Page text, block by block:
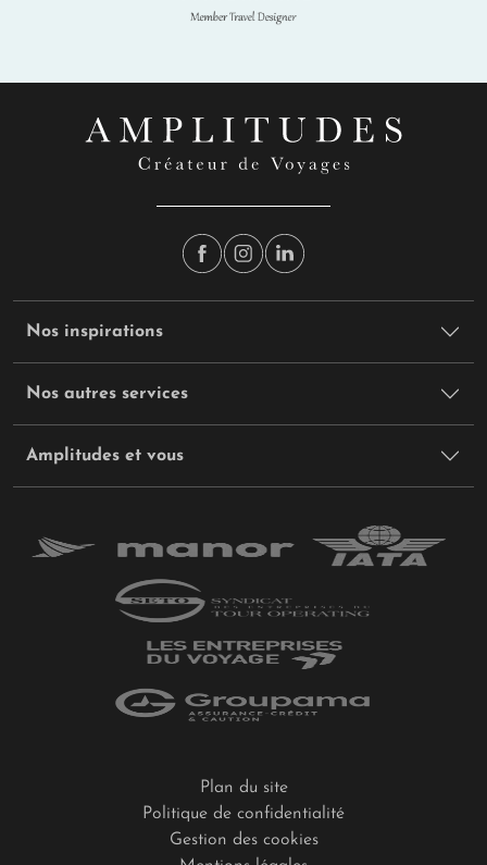
Nos inspirations
Nos autres services
Amplitudes et vous
Plan du site
Politique de confidentialité
Gestion des cookies